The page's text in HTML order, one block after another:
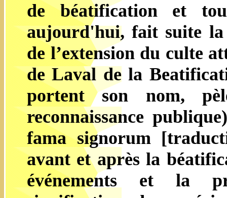
de béatification et
aujourd'hui, fait suite
de l’extension du culte
de Laval de la
portent son nom,
reconnaissance
fama signorum
avant et après la
événements et la